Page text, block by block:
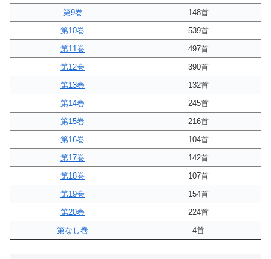
第9巻
148首
第10巻
539首
第11巻
497首
第12巻
390首
第13巻
132首
第14巻
245首
第15巻
216首
第16巻
104首
第17巻
142首
第18巻
107首
第19巻
154首
第20巻
224首
第なし巻
4首